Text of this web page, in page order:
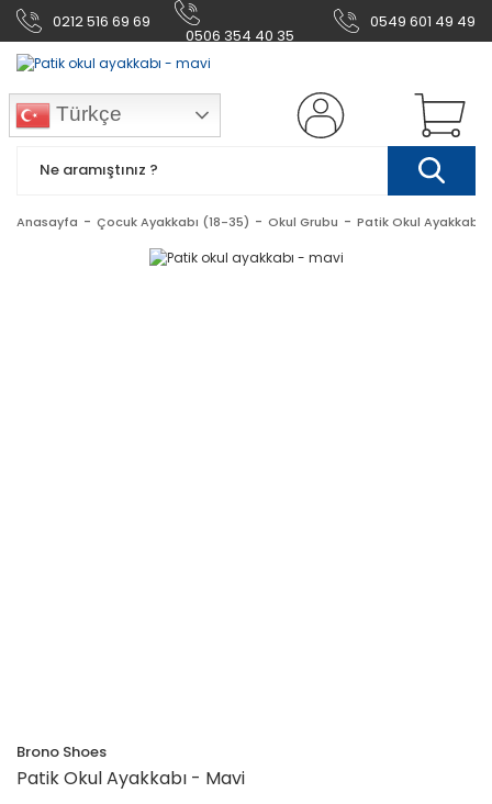
0212 516 69 69
0506 354 40 35
0549 601 49 49
Türkçe
Anasayfa Çocuk Ayakkabı (18-35) Okul Grubu Patik Okul Ayakkabı
Brono Shoes
Patik Okul Ayakkabı - Mavi